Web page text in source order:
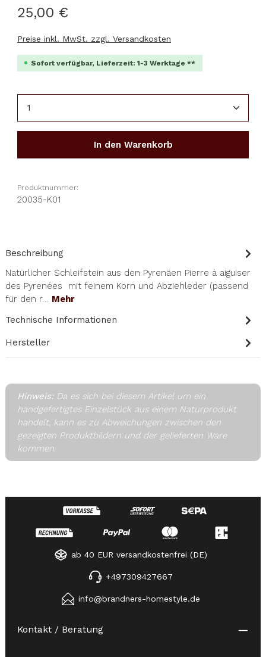
25,00 €
Preise inkl. MwSt. zzgl. Versandkosten
Sofort verfügbar, Lieferzeit: 1-3 Werktage **
In den Warenkorb
Produktnummer:
20035-K01
Beschreibung
Natürlicher Schleifstein aus den Pyrenäen Pierre à aiguiser
des Pyrenées mit feinem Korn und Abziehleder (passend
für den r… Mehr
Technische Informationen
Hersteller
Hinweis: Da es sich bei diesem Artikel um ein
handgefertigtes Einzelstück aus einem Naturprodukt
handelt, kann es zu Abweichungen zwischen den
gezeigten Produktbildern und der gelieferten Ware
kommen.
ab 40 EUR versandkostenfrei (DE)
+497309427667
info@brandners-homestyle.de
Kontakt / Beratung